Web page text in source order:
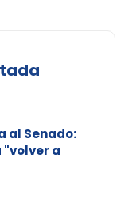
al Senado:
a